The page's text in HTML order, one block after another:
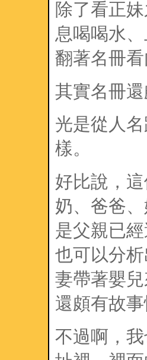
除了看正
息喝喝水
翻著名冊看
其實名冊
光是從人
樣。
好比說，
奶、爸爸
是父親已
也可以分
妻帶著嬰
還頗有故事
不過啊，